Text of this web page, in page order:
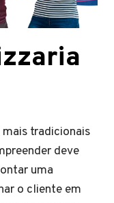
tradicionais
deve
uma
o cliente em